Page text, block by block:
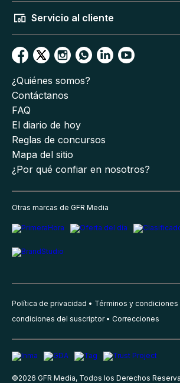
Servicio al cliente
¿Quiénes somos?
Contáctanos
FAQ
El diario de hoy
Reglas de concursos
Mapa del sitio
¿Por qué confiar en nosotros?
Otras marcas de GFR Media
Política de privacidad Términos y condiciones
condiciones del suscriptor
Correcciones
©2026 GFR Media, Todos los Derechos